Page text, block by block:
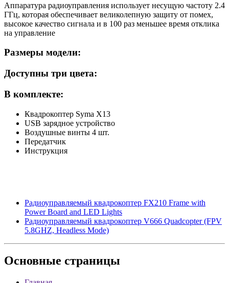
Аппаратура радиоуправления использует несущую частоту 2.4
ГГц, которая обеспечивает великолепную защиту от помех,
высокое качество сигнала и в 100 раз меньшее время отклика
на управление
Размеры модели:
Доступны три цвета:
В комплекте:
Квадрокоптер Syma X13
USB зарядное устройство
Воздушные винты 4 шт.
Передатчик
Инструкция
Радиоуправляемый квадрокоптер FX210 Frame with
Power Board and LED Lights
Радиоуправляемый квадрокоптер V666 Quadcopter (FPV
5.8GHZ, Headless Mode)
Основные страницы